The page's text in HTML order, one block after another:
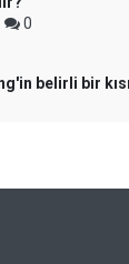
0
belirli bir